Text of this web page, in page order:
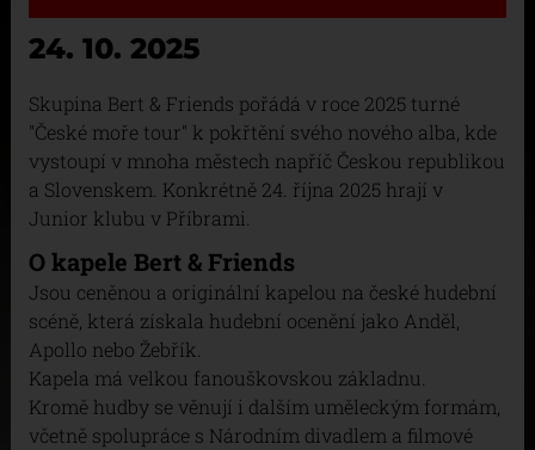
24. 10. 2025
Skupina Bert & Friends pořádá v roce 2025 turné
"České moře tour" k pokřtění svého nového alba, kde
vystoupí v mnoha městech napříč Českou republikou
a Slovenskem. Konkrétně 24. října 2025 hrají v
Junior klubu v Příbrami.
O kapele Bert & Friends
Jsou ceněnou a originální kapelou na české hudební
scéně, která získala hudební ocenění jako Anděl,
Apollo nebo Žebřík.
Kapela má velkou fanouškovskou základnu.
Kromě hudby se věnují i dalším uměleckým formám,
včetně spolupráce s Národním divadlem a filmové